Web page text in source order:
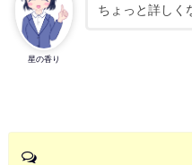
星の香り
ちょっと詳しく